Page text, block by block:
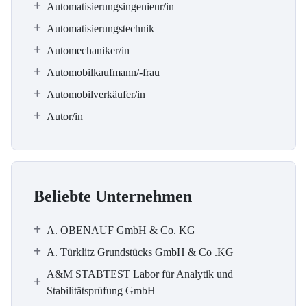
Automatisierungsingenieur/in
Automatisierungstechnik
Automechaniker/in
Automobilkaufmann/-frau
Automobilverkäufer/in
Autor/in
Beliebte Unternehmen
A. OBENAUF GmbH & Co. KG
A. Türklitz Grundstücks GmbH & Co .KG
A&M STABTEST Labor für Analytik und
Stabilitätsprüfung GmbH